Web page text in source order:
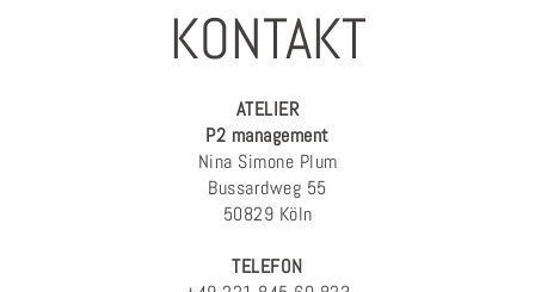
KONTAKT
ATELIER
P2 management
Nina Simone Plum
Bussardweg 55
50829 Köln
TELEFON